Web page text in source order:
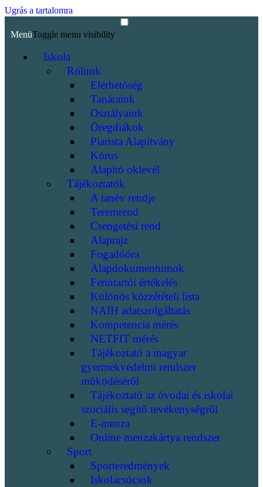
Ugrás a tartalomra
MenüToggle menu visibility
Iskola
Rólunk
Elérhetőség
Tanáraink
Osztályaink
Öregdiákok
Piarista Alapítvány
Kórus
Alapító oklevél
Tájékoztatók
A tanév rendje
Teremrend
Csengetési rend
Alaprajz
Fogadóóra
Alapdokumentumok
Fenntartói értékelés
Különös közzétételi lista
NAIH adatszolgáltatás
Kompetencia mérés
NETFIT mérés
Tájékoztató a magyar
gyermekvédelmi rendszer
működéséről
Tájékoztató az óvodai és iskolai
szociális segítő tevékenységről
E-menza
Online menzakártya rendszer
Sport
Sporteredmények
Iskolacsúcsok